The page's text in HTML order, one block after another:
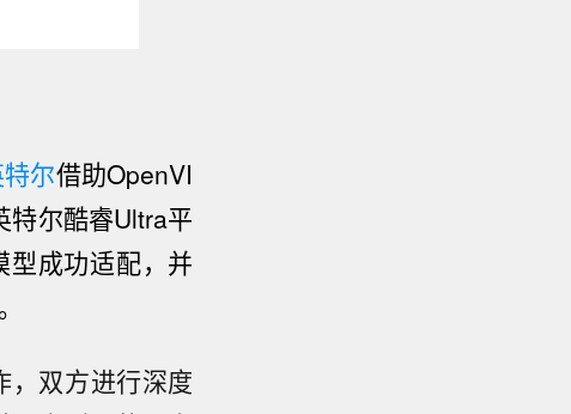
尔借助OpenVI
特尔酷睿Ultra平
型成功适配，并
，双方进行深度